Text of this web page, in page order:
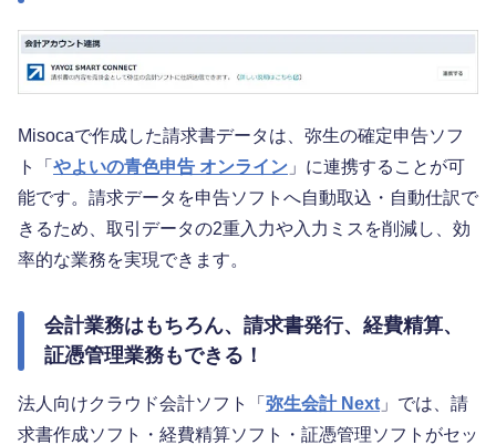
Misocaで作成した請求書データは、弥生の確定申告ソフ
ト「 やよいの青色申告 オンライン 」に連携することが可
能です。請求データを申告ソフトへ自動取込・自動仕訳で
きるため、取引データの2重入力や入力ミスを削減し、効
率的な業務を実現できます。
会計業務はもちろん、請求書発行、経費精算、
証憑管理業務もできる！
法人向けクラウド会計ソフト「 弥生会計 Next 」では、請
求書作成ソフト・経費精算ソフト・証憑管理ソフトがセッ